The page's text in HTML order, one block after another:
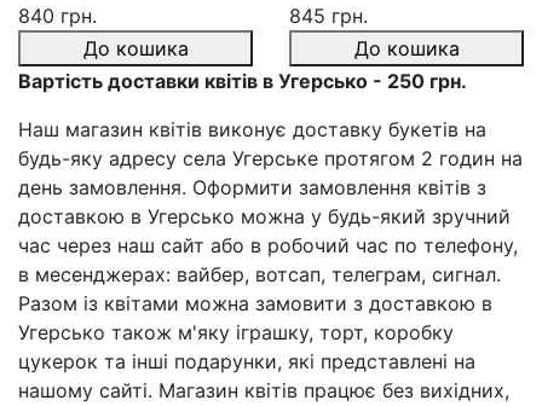
840 грн.
До кошика
845 грн.
До кошика
Вартість доставки квітів в Угерсько - 250 грн.
Наш магазин квітів виконує доставку букетів на
будь-яку адресу села Угерське протягом 2 годин на
день замовлення. Оформити замовлення квітів з
доставкою в Угерсько можна у будь-який зручний
час через наш сайт або в робочий час по телефону,
в месенджерах: вайбер, вотсап, телеграм, сигнал.
Разом із квітами можна замовити з доставкою в
Угерсько також м'яку іграшку, торт, коробку
цукерок та інші подарунки, які представлені на
нашому сайті. Магазин квітів працює без вихідних,